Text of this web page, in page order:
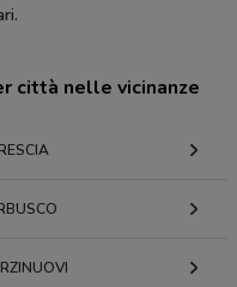
città nelle vicinanze